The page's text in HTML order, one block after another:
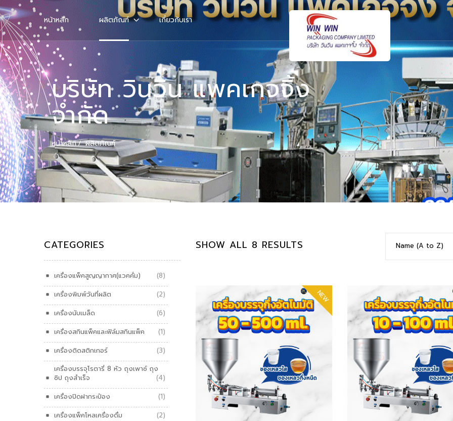
หน้าหลัก ผลิตภัณฑ์ เกี่ยวกับเรา
บริษัท วินวิน แพคเกจจิ้ง
จำกัด
หน้าหลัก ผลิตภัณฑ์
CATEGORIES
เครื่องแพ็คสูญญากาศ(แวคคั่ม)
(8)
เครื่องพิมพ์วันที่ผลิต
(2)
เครื่องนับเมล็ด
(6)
เครื่องสกินแพ็คและฟิล์มสกินแพ็ค
(1)
เครื่องติดสติกเกอร์
(3)
เครื่องบรรจุโรตารี่ 8 หัว ถุงเพาซ์ ถุง
ซิป ถุงสำเร็จ
(4)
เครื่องปิดฝากระป๋อง
(1)
เครื่องแพ็คโหลเครื่องดื่ม
(2)
SHOW ALL 8 RESULTS Name (A to Z)
NEW